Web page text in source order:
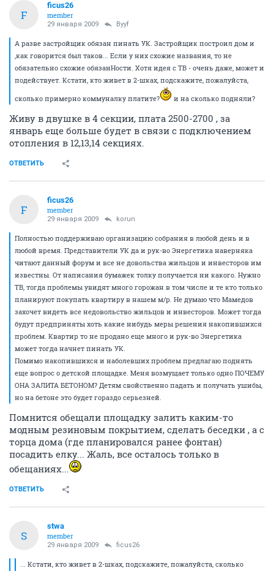
F
ficus26
member
29 января 2009 Byyf
А разве застройщик обязан пинать УК. Застройщик построил дом и
,как говорится был таков... Если у них схожие названия, то не
обязательно схожие обязанНости. Хотя идея с ТВ - очень даже, может и
подействует. Кстати, кто живет в 2-шках, подскажите, пожалуйста,
сколько примерно коммуналку платите?
и на сколько подняли?
Живу в двушке в 4 секции, плата 2500-2700 , за
январь еще больше будет в связи с подключением
отопления в 12,13,14 секциях.
ОТВЕТИТЬ
F
ficus26
member
29 января 2009 korun
Полностью поддерживаю организацию собрания в любой день и в
любой время. Представители УК да и рук-во Энергетика наверняка
читают данный форум и все не довольства жильцов и инвесторов им
известны. От написания бумажек толку получается ни какого. Нужно
ТВ, тогда проблемы увидят много горожан в том числе и те кто только
планируют покупать квартиру в нашем м/р. Не думаю что Мамедов
захочет видеть все недовольство жильцов и инвесторов. Может тогда
будут предприняты хоть какие нибудь меры решения накопившихся
проблем. Квартир то не продано еще много и рук-во Энергетика
может тогда начнет пинать УК.
Помимо накопившихся и наболевших проблем предлагаю поднять
еще вопрос о детской площадке. Меня возмущает только одно ПОЧЕМУ
ОНА ЗАЛИТА БЕТОНОМ? Детям свойственно падать и получать ушибы,
но на бетоне это будет гораздо серьезней.
Помнится обещали площадку залить каким-то
модным резиновым покрытием, сделать беседки , а с
торца дома (где планировался ранее фонтан)
посадить елку... Жаль, все осталось только в
обещаниях...
ОТВЕТИТЬ
S
stwa
member
29 января 2009 ficus26
... Кстати, кто живет в 2-шках, подскажите, пожалуйста, сколько